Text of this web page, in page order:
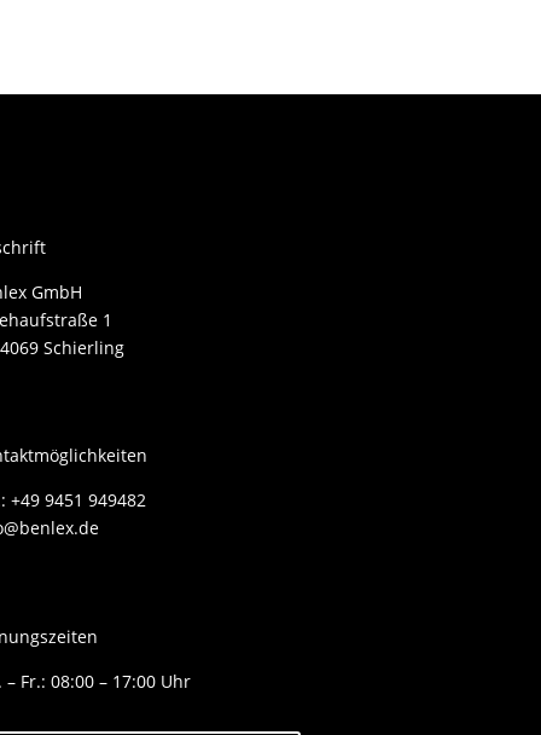
GmbH
1
Schierling
+49 9451 949482
– Fr.: 08:00 – 17:00 Uhr